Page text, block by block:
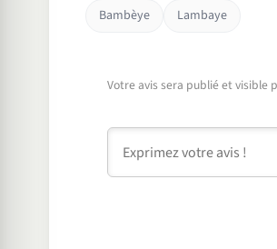
Bambèye Lambaye
Votre avis sera publié et visible